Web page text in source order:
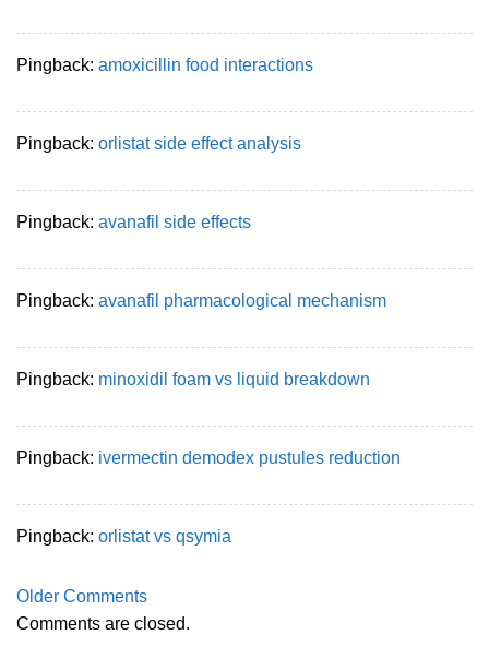
Pingback: amoxicillin food interactions
Pingback: orlistat side effect analysis
Pingback: avanafil side effects
Pingback: avanafil pharmacological mechanism
Pingback: minoxidil foam vs liquid breakdown
Pingback: ivermectin demodex pustules reduction
Pingback: orlistat vs qsymia
Comment
navigation
Older Comments
Comments are closed.